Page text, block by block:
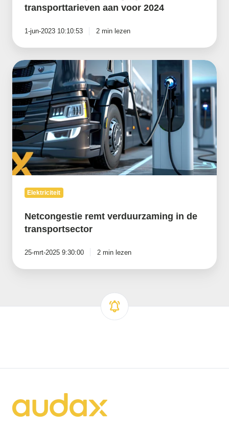
transporttarieven aan voor 2024
1-jun-2023 10:10:53 2 min lezen
Netcongestie
remt
verduurzaming
in
de
transportsector
Elektriciteit
Netcongestie remt verduurzaming in de
transportsector
25-mrt-2025 9:30:00 2 min lezen